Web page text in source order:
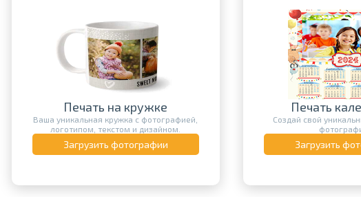
Печать на кружке
Ваша уникальная кружка с фотографией,
логотипом, текстом и дизайном.
Загрузить фотографии
Печать
Создай свой
Загрузить